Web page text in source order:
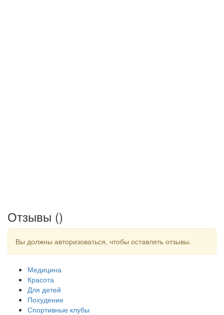
Отзывы ()
Вы должны авторизоваться, чтобы оставлять отзывы.
Медицина
Красота
Для детей
Похудение
Спортивные клубы